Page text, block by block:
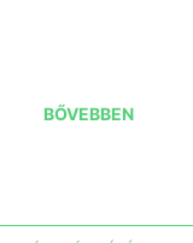
utazói képek
BŐVEBBEN